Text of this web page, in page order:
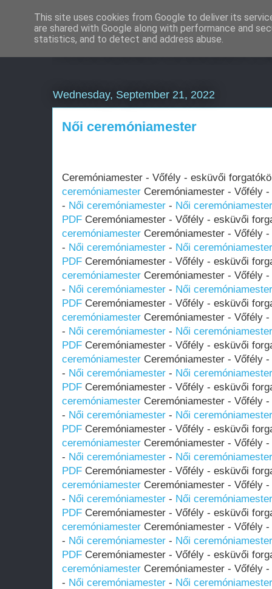
Weboldal készítés
Wednesday, September 21, 2022
Női ceremóniamester
Ceremóniamester - Vőfély - esküvői
ceremóniamester Ceremóniamester - Vőfély
- Női ceremóniamester - Női
PDF Ceremóniamester - Vőfély - esküvői
ceremóniamester Ceremóniamester - Vőfély
- Női ceremóniamester - Női
PDF Ceremóniamester - Vőfély - esküvői
ceremóniamester Ceremóniamester - Vőfély
- Női ceremóniamester - Női
PDF Ceremóniamester - Vőfély - esküvői
ceremóniamester Ceremóniamester - Vőfély
- Női ceremóniamester - Női
PDF Ceremóniamester - Vőfély - esküvői
ceremóniamester Ceremóniamester - Vőfély
- Női ceremóniamester - Női
PDF Ceremóniamester - Vőfély - esküvői
ceremóniamester Ceremóniamester - Vőfély
- Női ceremóniamester - Női
PDF Ceremóniamester - Vőfély - esküvői
ceremóniamester Ceremóniamester - Vőfély
- Női ceremóniamester - Női
PDF Ceremóniamester - Vőfély - esküvői
ceremóniamester Ceremóniamester - Vőfély
- Női ceremóniamester - Női
PDF Ceremóniamester - Vőfély - esküvői
ceremóniamester Ceremóniamester - Vőfély
- Női ceremóniamester - Női
PDF Ceremóniamester - Vőfély - esküvői
ceremóniamester Ceremóniamester - Vőfély
- Női ceremóniamester - Női
This site uses cookies from Google to deliver its
are shared with Google along with performance and
statistics, and to detect and address abuse.